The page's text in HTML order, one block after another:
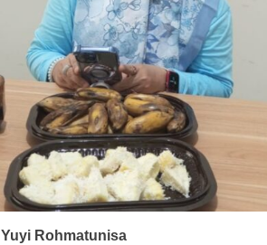
Yuyi Rohmatunisa